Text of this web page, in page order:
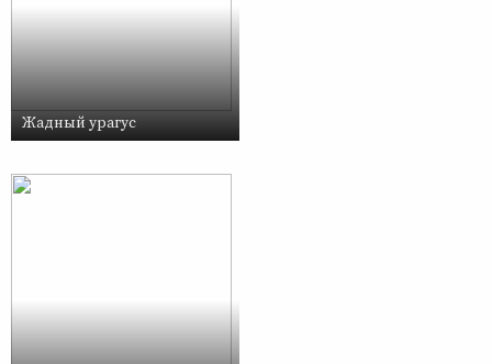
Жадный урагус